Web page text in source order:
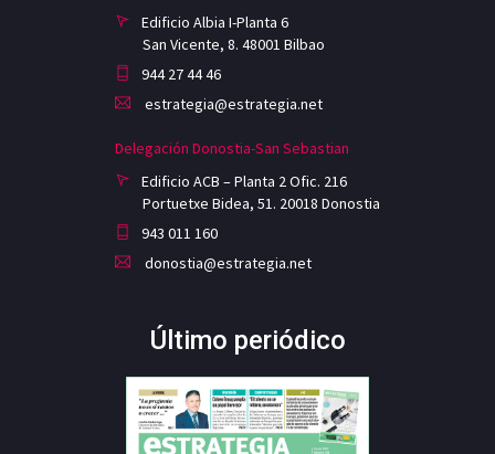
Edificio Albia I-Planta 6
San Vicente, 8. 48001 Bilbao
944 27 44 46
estrategia@estrategia.net
Delegación Donostia-San Sebastian
Edificio ACB – Planta 2 Ofic. 216
Portuetxe Bidea, 51. 20018 Donostia
943 011 160
donostia@estrategia.net
Último periódico